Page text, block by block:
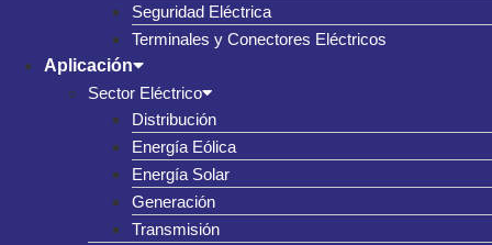
Seguridad Eléctrica
Terminales y Conectores Eléctricos
Aplicación
Sector Eléctrico
Distribución
Energía Eólica
Energía Solar
Generación
Transmisión